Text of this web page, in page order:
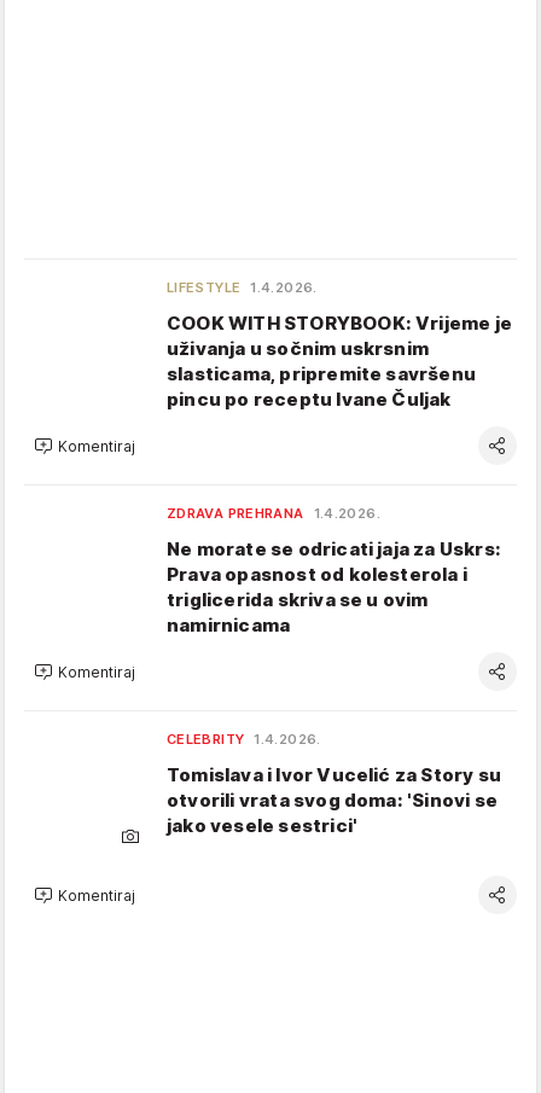
LIFESTYLE 1.4.2026.
COOK WITH STORYBOOK: Vrijeme je
uživanja u sočnim uskrsnim
slasticama, pripremite savršenu
pincu po receptu Ivane Čuljak
Komentiraj
ZDRAVA PREHRANA 1.4.2026.
Ne morate se odricati jaja za Uskrs:
Prava opasnost od kolesterola i
triglicerida skriva se u ovim
namirnicama
Komentiraj
CELEBRITY 1.4.2026.
Tomislava i Ivor Vucelić za Story su
otvorili vrata svog doma: 'Sinovi se
jako vesele sestrici'
Komentiraj